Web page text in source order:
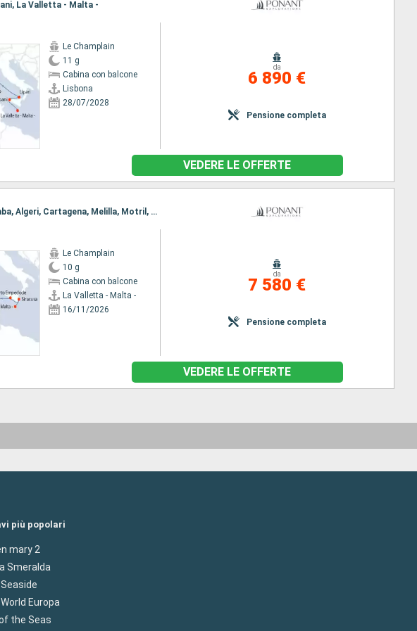
La Valletta - Malta -
Le Champlain
11 g
Cabina con balcone
Lisbona
28/07/2028
da
6 890 €
Pensione completa
VEDERE LE OFFERTE
Itinerario : La Valletta - Malta -, Siracusa, Porto Empedocle, Tunisi, Annaba, Algeri, Cartagena, Melilla, Motril, Malaga
Le Champlain
10 g
Cabina con balcone
La Valletta - Malta -
16/11/2026
da
7 580 €
Pensione completa
VEDERE LE OFFERTE
più popolari
mary 2
Smeralda
Seaside
World Europa
the Seas